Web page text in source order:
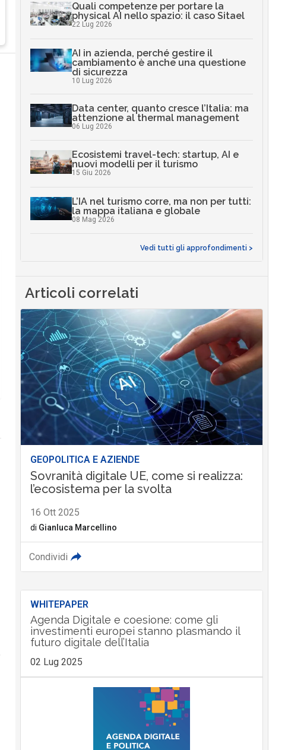
Quali competenze per portare la
physical AI nello spazio: il caso Sitael
22 Lug 2026
AI in azienda, perché gestire il
cambiamento è anche una questione
di sicurezza
10 Lug 2026
Data center, quanto cresce l’Italia: ma
attenzione al thermal management
06 Lug 2026
Ecosistemi travel-tech: startup, AI e
nuovi modelli per il turismo
15 Giu 2026
L’IA nel turismo corre, ma non per tutti:
la mappa italiana e globale
08 Mag 2026
Vedi tutti gli approfondimenti >
Articoli correlati
GEOPOLITICA E AZIENDE
Sovranità digitale UE, come si realizza:
l’ecosistema per la svolta
16 Ott 2025
di Gianluca Marcellino
Condividi
WHITEPAPER
Agenda Digitale e coesione: come gli
investimenti europei stanno plasmando il
futuro digitale dell’Italia
02 Lug 2025